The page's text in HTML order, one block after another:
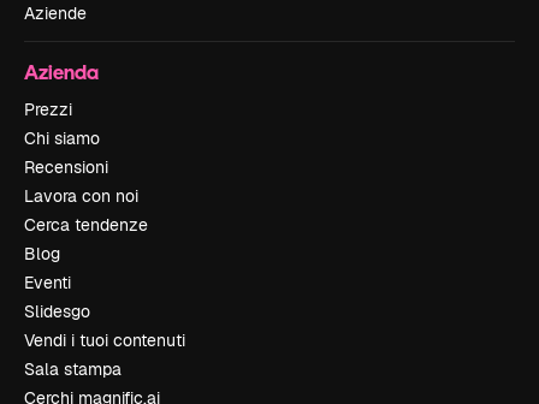
Aziende
Azienda
Prezzi
Chi siamo
Recensioni
Lavora con noi
Cerca tendenze
Blog
Eventi
Slidesgo
Vendi i tuoi contenuti
Sala stampa
Cerchi magnific.ai